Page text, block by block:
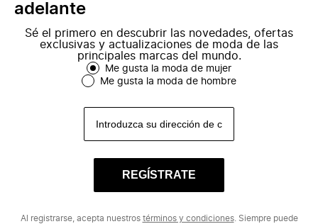
adelante
Sé el primero en descubrir las novedades, ofertas
exclusivas y actualizaciones de moda de las
principales marcas del mundo.
Me gusta la moda de mujer
Me gusta la moda de hombre
REGÍSTRATE
Al registrarse, acepta nuestros términos y condiciones. Siempre puede